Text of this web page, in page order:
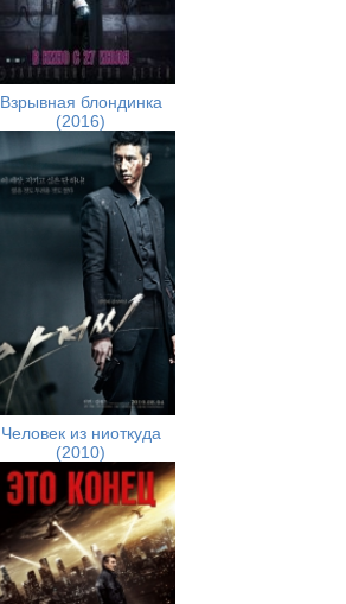
Взрывная блондинка
(2016)
Человек из ниоткуда
(2010)